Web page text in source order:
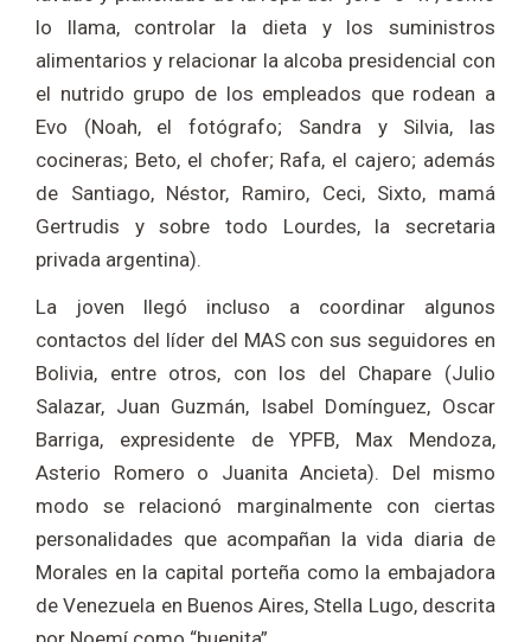
lo llama, controlar la dieta y los suministros
alimentarios y relacionar la alcoba presidencial con
el nutrido grupo de los empleados que rodean a
Evo (Noah, el fotógrafo; Sandra y Silvia, las
cocineras; Beto, el chofer; Rafa, el cajero; además
de Santiago, Néstor, Ramiro, Ceci, Sixto, mamá
Gertrudis y sobre todo Lourdes, la secretaria
privada argentina).
La joven llegó incluso a coordinar algunos
contactos del líder del MAS con sus seguidores en
Bolivia, entre otros, con los del Chapare (Julio
Salazar, Juan Guzmán, Isabel Domínguez, Oscar
Barriga, expresidente de YPFB, Max Mendoza,
Asterio Romero o Juanita Ancieta). Del mismo
modo se relacionó marginalmente con ciertas
personalidades que acompañan la vida diaria de
Morales en la capital porteña como la embajadora
de Venezuela en Buenos Aires, Stella Lugo, descrita